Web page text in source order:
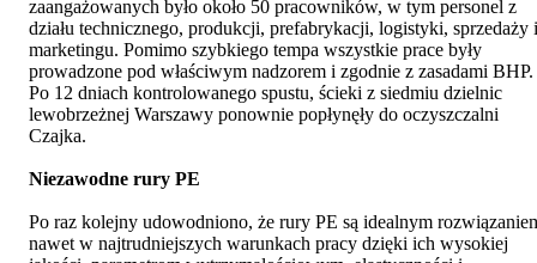
zaangażowanych było około 50 pracowników, w tym personel z
działu technicznego, produkcji, prefabrykacji, logistyki, sprzedaży i
marketingu. Pomimo szybkiego tempa wszystkie prace były
prowadzone pod właściwym nadzorem i zgodnie z zasadami BHP.
Po 12 dniach kontrolowanego spustu, ścieki z siedmiu dzielnic
lewobrzeżnej Warszawy ponownie popłynęły do oczyszczalni
Czajka.
Niezawodne rury PE
Po raz kolejny udowodniono, że rury PE są idealnym
nawet w najtrudniejszych warunkach pracy dzięki ich wysokiej